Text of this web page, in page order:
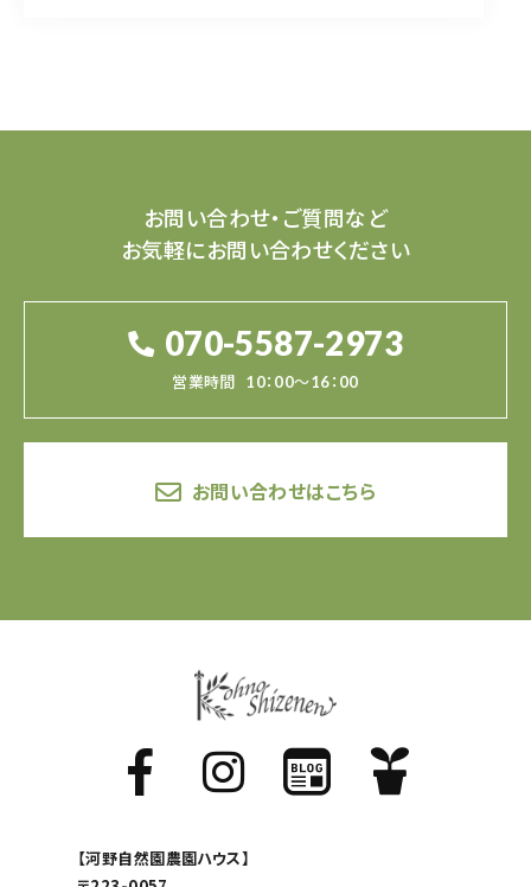
お問い合わせ・ご質問など
お気軽にお問い合わせください
070-5587-2973
営業時間 10：00～16：00
お問い合わせはこちら
【河野自然園農園ハウス】